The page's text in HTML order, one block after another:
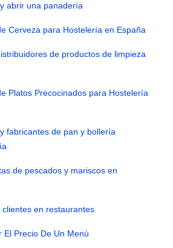
abrir una panadería
Cerveza para Hostelería en España
de productos de limpieza
Platos Precocinados para Hostelería
fabricantes de pan y bollería
de pescados y mariscos en
en restaurantes
El Precio De Un Menú